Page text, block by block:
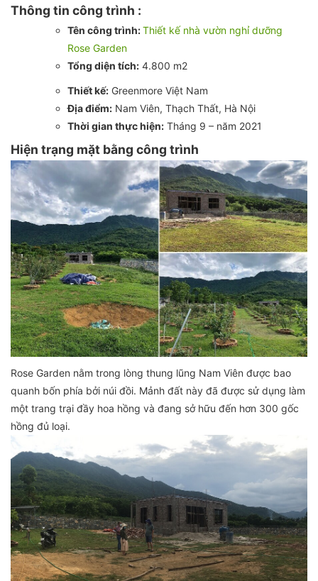
Thông tin công trình :
Tên công trình:Thiết kế nhà vườn nghỉ dưỡng
Rose Garden
Tổng diện tích: 4.800 m2
Thiết kế: Greenmore Việt Nam
Địa điểm: Nam Viên, Thạch Thất, Hà Nội
Thời gian thực hiện: Tháng 9 – năm 2021
Hiện trạng mặt bằng công trình
Rose Garden nằm trong lòng thung lũng Nam Viên được bao
quanh bốn phía bởi núi đồi. Mảnh đất này đã được sử dụng làm
một trang trại đầy hoa hồng và đang sở hữu đến hơn 300 gốc
hồng đủ loại.